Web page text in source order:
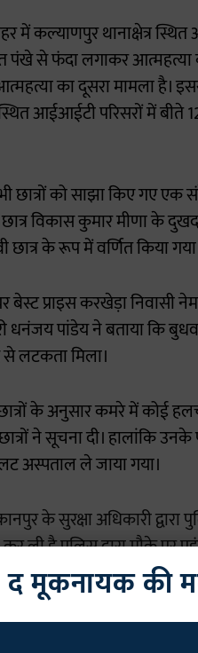
में कल्याणपुर थानाक्षेत्र
पंखे से फंदा लगाकर
का दूसरा मामला है।
आईआईटी परिसरों में बीते
छात्रों को साझा किए गए
छात्र विकास कुमार मीणा के
के रूप में वर्णित किया
बेस्ट प्राइस करखेड़ा
धनंजय पांडेय ने बताया कि
लटकता मिला।
के अनुसार कमरे में कोई
ने सूचना दी। हालांकि
अस्पताल ले जाया गया।
के सुरक्षा अधिकारी
ली है,पुलिस द्वारा मौके पर
घटना स्थल का निरीक्षण
tdRLCmqeK5
KANPUR NAGAR
द मूकनायक की